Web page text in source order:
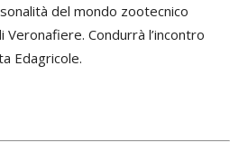
del mondo zootecnico
Condurrà l’incontro
Edagricole.